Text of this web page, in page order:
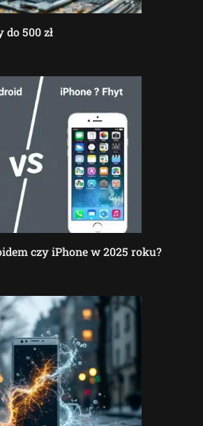
500 zł
czy iPhone w 2025 roku?